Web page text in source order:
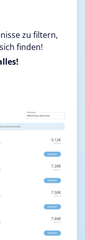
zu filtern,
finden!